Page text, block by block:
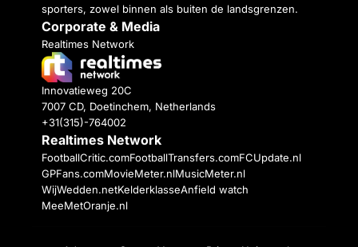
sporters, zowel binnen als buiten de landsgrenzen.
Corporate & Media
Realtimes Network
Innovatieweg 20C
7007 CD, Doetinchem, Netherlands
+31(315)-764002
Realtimes Network
FootballCritic.comFootballTransfers.comFCUpdate.nl
GPFans.comMovieMeter.nlMusicMeter.nl
WijWedden.netKelderklasseAnfield watch
MeeMetOranje.nl